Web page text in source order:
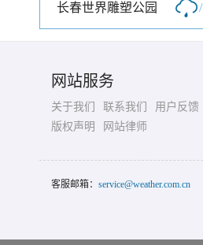
长春世界雕塑公园 /
网站服务
关于我们 联系我们
用户反馈
版权声明
网站律师
客服邮箱： service@weather.com.cn